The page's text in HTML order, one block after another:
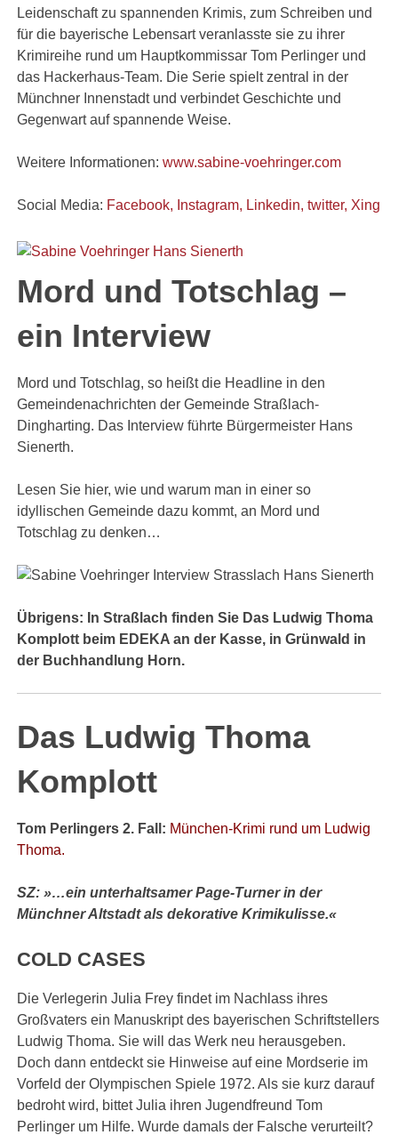
Leidenschaft zu spannenden Krimis, zum Schreiben und
für die bayerische Lebensart veranlasste sie zu ihrer
Krimireihe rund um Hauptkommissar Tom Perlinger und
das Hackerhaus-Team. Die Serie spielt zentral in der
Münchner Innenstadt und verbindet Geschichte und
Gegenwart auf spannende Weise.
Weitere Informationen:www.sabine-voehringer.com
Social Media: Facebook, Instagram, Linkedin, twitter, Xing
Mord und Totschlag –
ein Interview
Mord und Totschlag, so heißt die Headline in den
Gemeindenachrichten der Gemeinde Straßlach-
Dingharting. Das Interview führte Bürgermeister Hans
Sienerth.
Lesen Sie hier, wie und warum man in einer so
idyllischen Gemeinde dazu kommt, an Mord und
Totschlag zu denken…
Übrigens: In Straßlach finden Sie Das Ludwig Thoma
Komplott beim EDEKA an der Kasse, in Grünwald in
der Buchhandlung Horn.
Das Ludwig Thoma
Komplott
Tom Perlingers 2. Fall: München-Krimi rund um Ludwig
Thoma.
SZ:»…ein unterhaltsamer Page-Turner in der
Münchner Altstadt als dekorative Krimikulisse.«
COLD CASES
Die Verlegerin Julia Frey findet im Nachlass ihres
Großvaters ein Manuskript des bayerischen Schriftstellers
Ludwig Thoma. Sie will das Werk neu herausgeben.
Doch dann entdeckt sie Hinweise auf eine Mordserie im
Vorfeld der Olympischen Spiele 1972. Als sie kurz darauf
bedroht wird, bittet Julia ihren Jugendfreund Tom
Perlinger um Hilfe. Wurde damals der Falsche verurteilt?